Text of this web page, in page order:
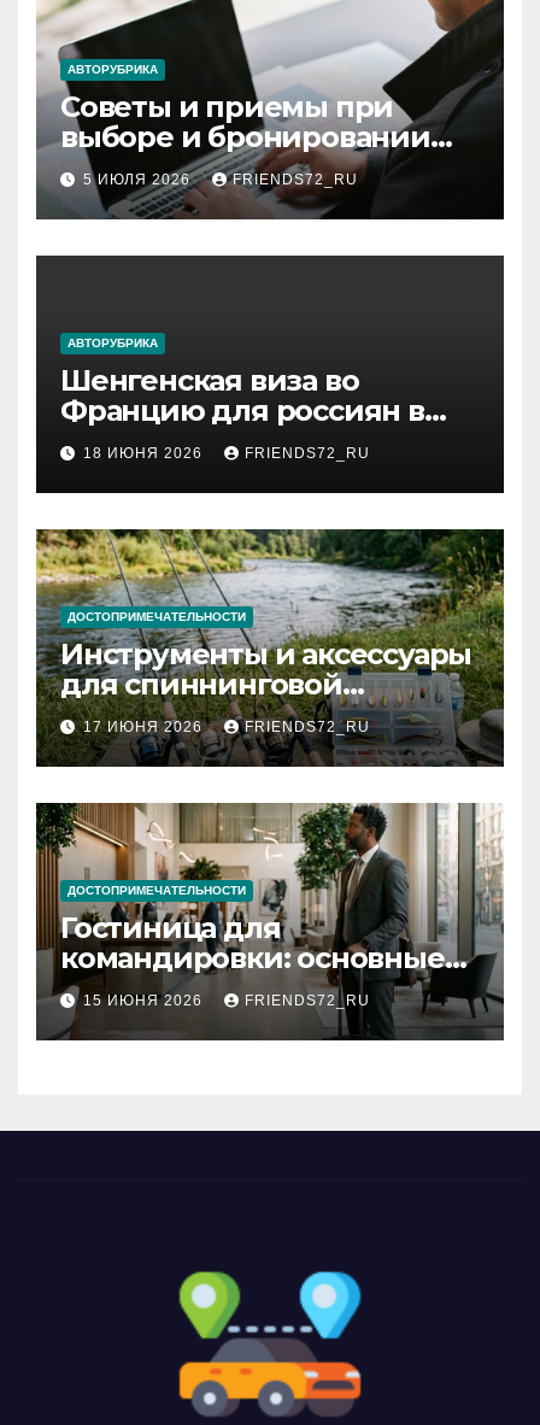
АВТОРУБРИКА
Советы и приемы при
выборе и бронировании
авиабилетов
5 ИЮЛЯ 2026 FRIENDS72_RU
АВТОРУБРИКА
Шенгенская виза во
Францию для россиян в
2026 году: сроки от 3 дней
и список необходимых
документов
18 ИЮНЯ 2026 FRIENDS72_RU
ДОСТОПРИМЕЧАТЕЛЬНОСТИ
Инструменты и аксессуары
для спиннинговой
рыбалки: назначение и
типы
17 ИЮНЯ 2026 FRIENDS72_RU
ДОСТОПРИМЕЧАТЕЛЬНОСТИ
Гостиница для
командировки: основные
критерии выбора
15 ИЮНЯ 2026 FRIENDS72_RU